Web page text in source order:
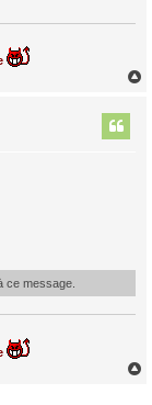
ce message.